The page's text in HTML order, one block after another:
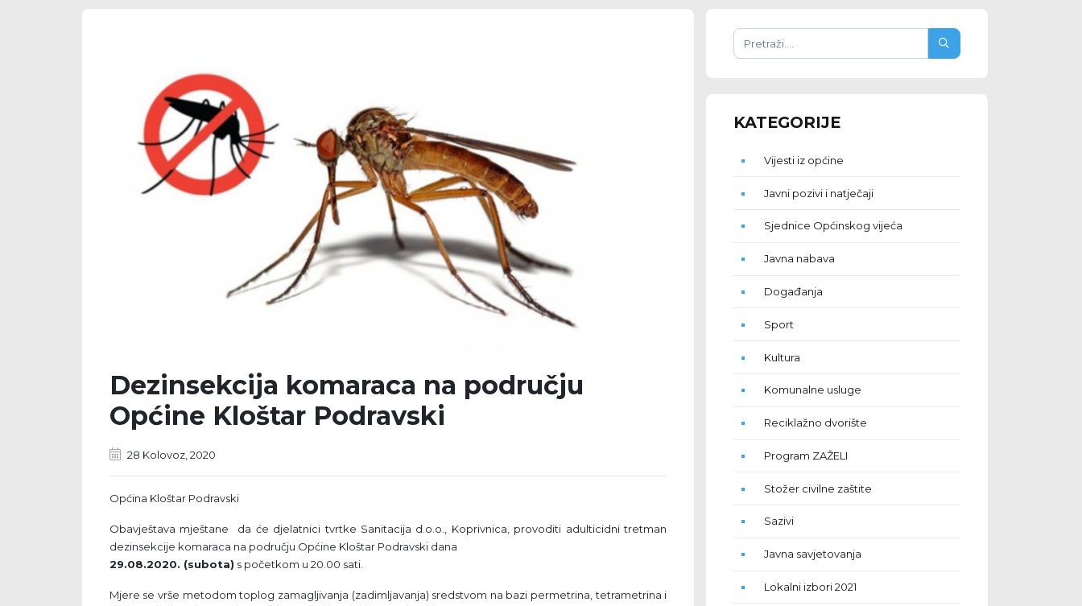
Dezinsekcija komaraca na području
Općine Kloštar Podravski
28 Kolovoz, 2020
Općina Kloštar Podravski
Obavještava mještane da će djelatnici tvrtke Sanitacija d.o.o., Koprivnica, provoditi adulticidni tretman
dezinsekcije komaraca na području Općine Kloštar Podravski dana
29.08.2020. (subota) s početkom u 20.00 sati.
Mjere se vrše metodom toplog zamagljivanja (zadimljavanja) sredstvom na bazi permetrina, tetrametrina i
KATEGORIJE
Vijesti iz općine
Javni pozivi i natječaji
Sjednice Općinskog vijeća
Javna nabava
Događanja
Sport
Kultura
Komunalne usluge
Reciklažno dvorište
Program ZAŽELI
Stožer civilne zaštite
Sazivi
Javna savjetovanja
Lokalni izbori 2021